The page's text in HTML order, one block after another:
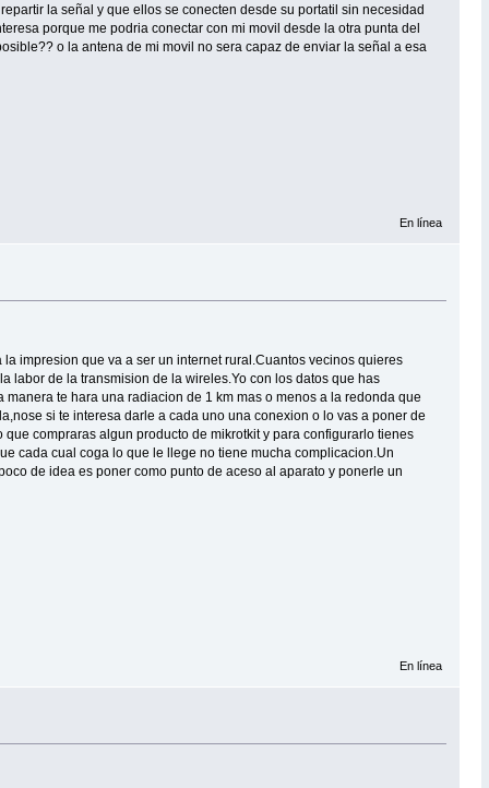
la señal y que ellos se conecten desde su portatil sin necesidad
porque me podria conectar con mi movil desde la otra punta del
o la antena de mi movil no sera capaz de enviar la señal a esa
En línea
impresion que va a ser un internet rural.Cuantos vecinos quieres
labor de la transmision de la wireles.Yo con los datos que has
te hara una radiacion de 1 km mas o menos a la redonda que
si te interesa darle a cada uno una conexion o lo vas a poner de
compraras algun producto de mikrotkit y para configurarlo tienes
cada cual coga lo que le llege no tiene mucha complicacion.Un
de idea es poner como punto de aceso al aparato y ponerle un
En línea